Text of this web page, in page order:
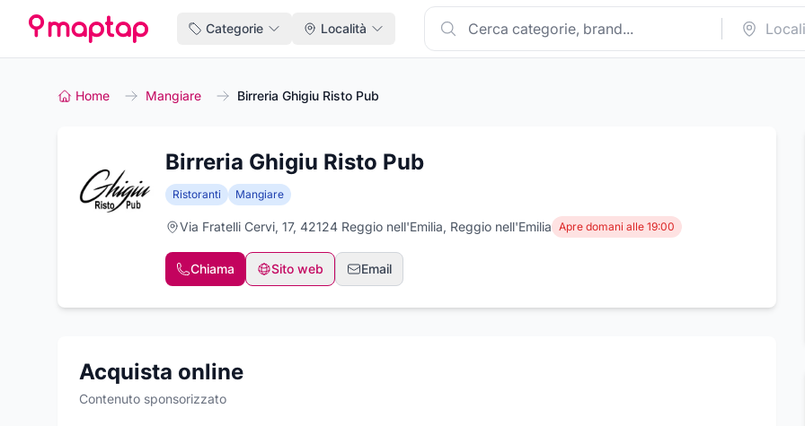
Categorie Località
Home Mangiare Birreria Ghigiu Risto Pub
Birreria Ghigiu Risto Pub
Ristoranti Mangiare
Via Fratelli Cervi, 17, 42124 Reggio nell'Emilia, Reggio nell'Emilia Apre domani alle 19:00
Chiama Sito web Email
Acquista online
Contenuto sponsorizzato